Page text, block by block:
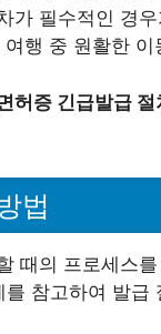
가 필수적인 경
여행 중 원활한 이
허증 긴급발급
법
때의 프로세스
를 참고하여 발급